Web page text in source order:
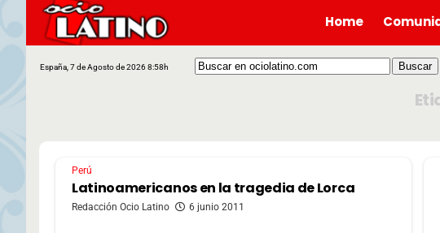
Home
España, 7 de Agosto de 2026 8:58h
Perú
Latinoamericanos en la tragedia de Lorca
Redacción Ocio Latino 6 junio 2011